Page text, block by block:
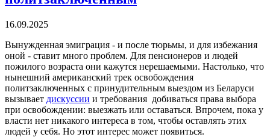
16.09.2025
Вынужденная эмиграция - и после тюрьмы, и для избежания
оной - ставит много проблем. Для пенсионеров и людей
пожилого возраста они кажутся нерешаемыми. Настолько, что
нынешний американский трек освобождения
политзаключенных с принудительным выездом из Беларуси
вызывает дискуссии и требования добиваться права выбора
при освобождении: выезжать или оставаться. Впрочем, пока у
власти нет никакого интереса в том, чтобы оставлять этих
людей у себя. Но этот интерес может появиться.